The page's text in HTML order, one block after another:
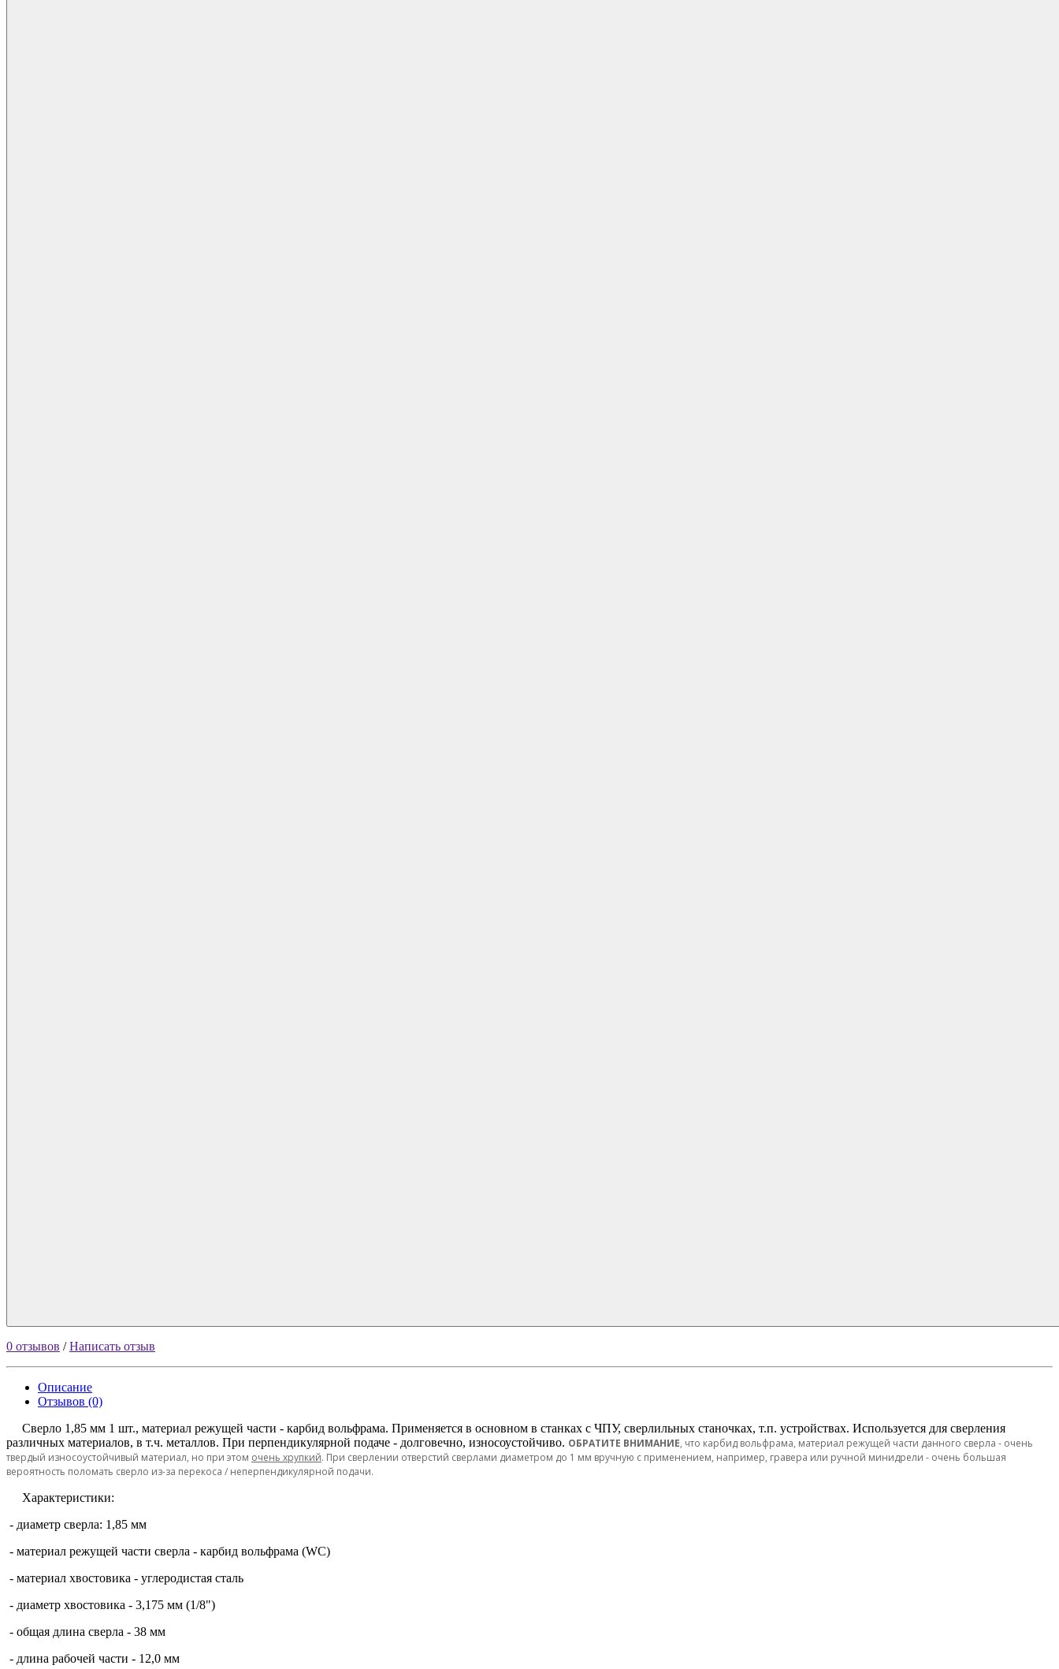
0 отзывов /Написать отзыв
Описание
Отзывов (0)
Сверло 1,85 мм 1 шт., материал режущей части - карбид вольфрама. Применяется в основном в станках с ЧПУ, сверлильных станочках, т.п. устройствах. Используется для сверления
различных материалов, в т.ч. металлов. При перпендикулярной подаче - долговечно, износоустойчиво. ОБРАТИТЕ ВНИМАНИЕ, что карбид вольфрама, материал режущей части данного сверла - очень
твердый износоустойчивый материал, но при этом очень хрупкий. При сверлении отверстий сверлами диаметром до 1 мм вручную с применением, например, гравера или ручной минидрели - очень большая
вероятность поломать сверло из-за перекоса / неперпендикулярной подачи.
Характеристики:
- диаметр сверла: 1,85 мм
- материал режущей части сверла - карбид вольфрама (WC)
- материал хвостовика - углеродистая сталь
- диаметр хвостовика - 3,175 мм (1/8")
- общая длина сверла - 38 мм
- длина рабочей части - 12,0 мм